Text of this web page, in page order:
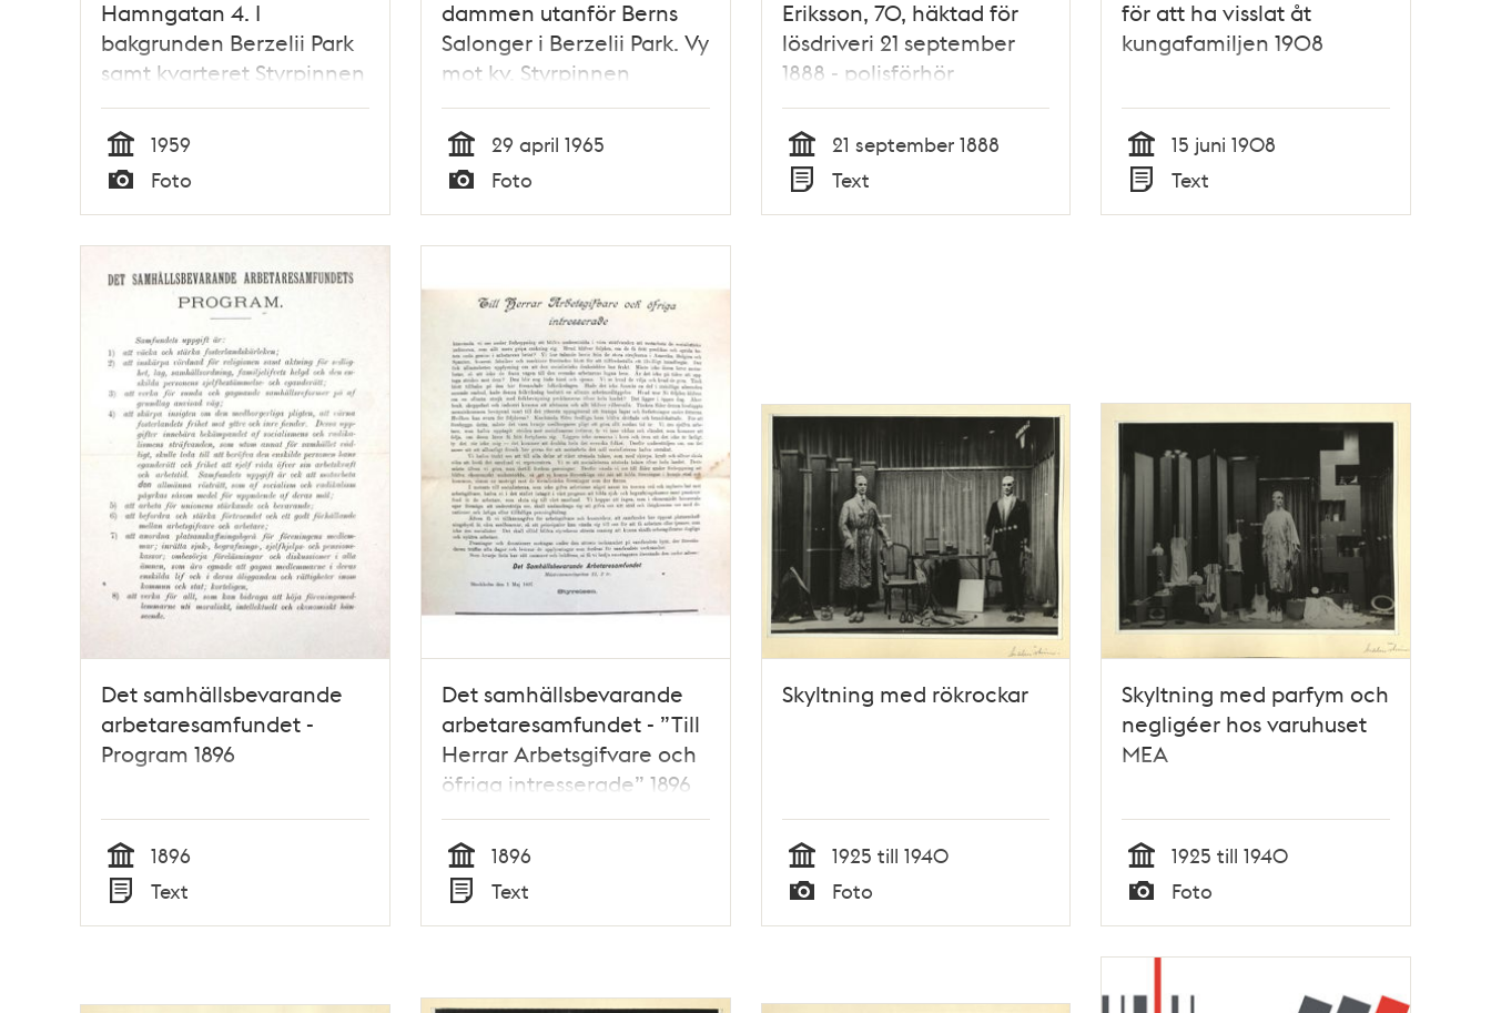
Hamngatan 4. I
bakgrunden Berzelii Park
samt kvarteret Styrpinnen
Tid
1959
Typ
Foto
dammen utanför Berns
Salonger i Berzelii Park. Vy
mot kv. Styrpinnen
Tid
29 april 1965
Typ
Foto
Eriksson, 70, häktad för
lösdriveri 21 september
1888 - polisförhör
Tid
21 september 1888
Typ
Text
för att ha visslat åt
kungafamiljen 1908
Tid
15 juni 1908
Typ
Text
Det samhällsbevarande
arbetaresamfundet -
Program 1896
Tid
1896
Typ
Text
Det samhällsbevarande
arbetaresamfundet - ”Till
Herrar Arbetsgifvare och
öfriga intresserade” 1896
Tid
1896
Typ
Text
Skyltning med rökrockar
Tid
1925 till 1940
Typ
Foto
Skyltning med parfym och
negligéer hos varuhuset
MEA
Tid
1925 till 1940
Typ
Foto